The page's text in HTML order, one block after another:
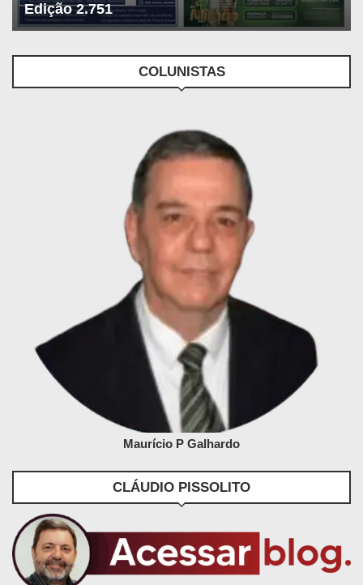
Edição 2.751
COLUNISTAS
Maurício P Galhardo
CLÁUDIO PISSOLITO